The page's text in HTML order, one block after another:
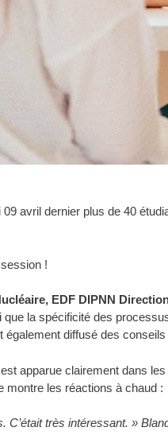
avril dernier plus de 40
!
EDF DIPNN
la spécificité des
diffusé des
apparue clairement dans
montre les réactions à chaud :
très intéressant. »